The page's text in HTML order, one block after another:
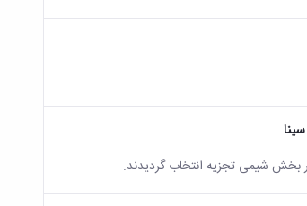
بخش شیمی تجزیه انتخاب گردیدند.